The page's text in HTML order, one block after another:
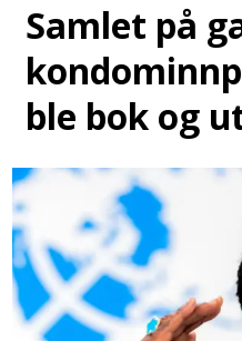
Samlet på
ble bok og